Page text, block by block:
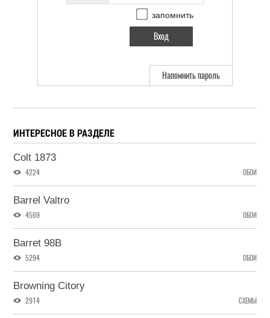
запомнить
Напомнить пароль
ИНТЕРЕСНОЕ В РАЗДЕЛЕ
Colt 1873
4224 ОБОИ
Barrel Valtro
4569 ОБОИ
Barret 98B
5294 ОБОИ
Browning Citory
2914 СХЕМЫ